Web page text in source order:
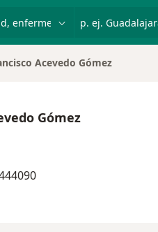
Acevedo Gómez
Gómez